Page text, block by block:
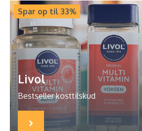
Spar op til 33%
Livol
Bestseller kosttilskud